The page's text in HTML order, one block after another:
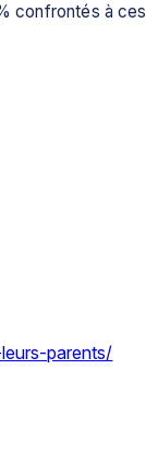
confrontés à ces
parents/